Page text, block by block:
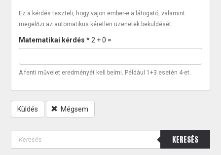
Ez a kérdés teszteli, hogy vajon ember-e a látogató, valamint
megelőzi az automatikus kéretlen üzenetek beküldését.
Matematikai kérdés* 2 + 0 =
A fenti művelet eredményét kell beírni. Például 1+3 esetén 4-et.
Küldés Mégsem
KERESÉS